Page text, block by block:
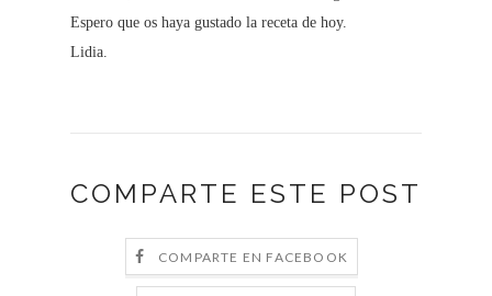
Espero que os haya gustado la receta de hoy.
Lidia.
COMPARTE ESTE POST
COMPARTE EN FACEBOOK